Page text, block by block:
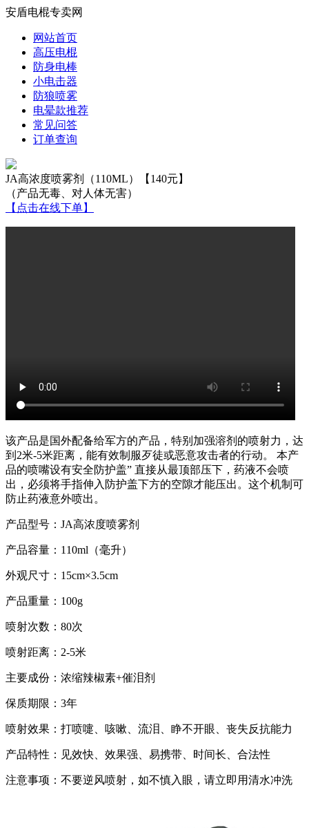
安盾电棍专卖网
网站首页
高压电棍
防身电棒
小电击器
防狼喷雾
电晕款推荐
常见问答
订单查询
JA高浓度喷雾剂（110ML）【140元】
（产品无毒、对人体无害）
【点击在线下单】
该产品是国外配备给军方的产品，特别加强溶剂的喷射力，达
到2米-5米距离，能有效制服歹徒或恶意攻击者的行动。 本产
品的喷嘴设有安全防护盖” 直接从最顶部压下，药液不会喷
出，必须将手指伸入防护盖下方的空隙才能压出。这个机制可
防止药液意外喷出。
产品型号：JA高浓度喷雾剂
产品容量：110ml（毫升）
外观尺寸：15cm×3.5cm
产品重量：100g
喷射次数：80次
喷射距离：2-5米
主要成份：浓缩辣椒素+催泪剂
保质期限：3年
喷射效果：打喷嚏、咳嗽、流泪、睁不开眼、丧失反抗能力
产品特性：见效快、效果强、易携带、时间长、合法性
注意事项：不要逆风喷射，如不慎入眼，请立即用清水冲洗